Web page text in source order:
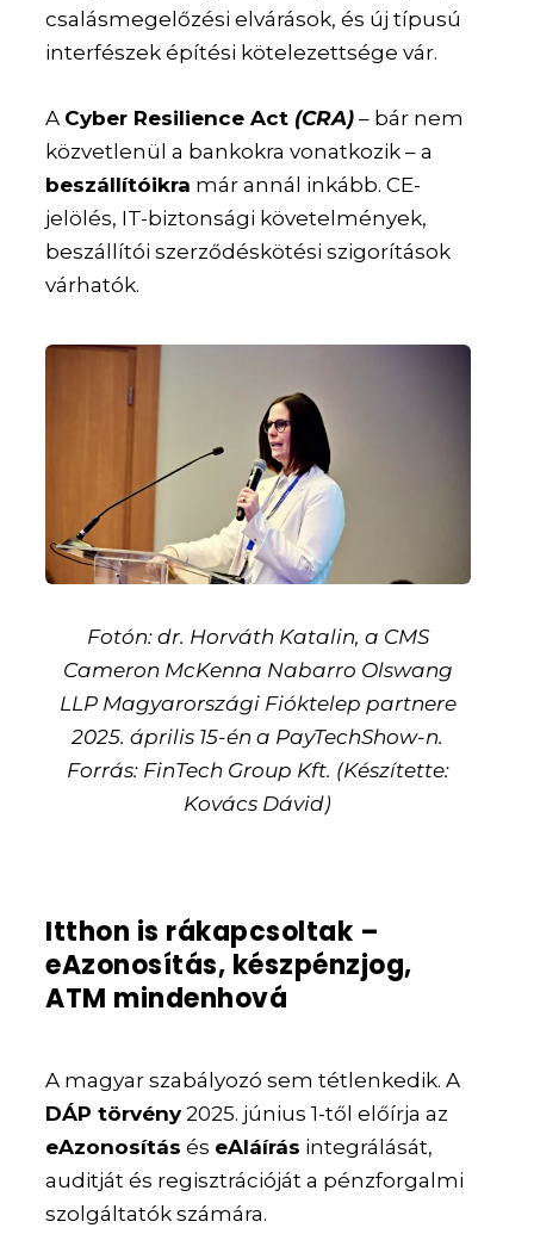
csalásmegelőzési elvárások, és új típusú
interfészek építési kötelezettsége vár.
A Cyber Resilience Act (CRA) – bár nem
közvetlenül a bankokra vonatkozik – a
beszállítóikra már annál inkább. CE-
jelölés, IT-biztonsági követelmények,
beszállítói szerződéskötési szigorítások
várhatók.
Fotón: dr. Horváth Katalin, a CMS
Cameron McKenna Nabarro Olswang
LLP Magyarországi Fióktelep partnere
2025. április 15-én a PayTechShow-n.
Forrás: FinTech Group Kft. (Készítette:
Kovács Dávid)
Itthon is rákapcsoltak –
eAzonosítás, készpénzjog,
ATM mindenhová
A magyar szabályozó sem tétlenkedik. A
DÁP törvény2025. június 1-től előírja az
eAzonosítás és eAláírás integrálását,
auditját és regisztrációját a pénzforgalmi
szolgáltatók számára.